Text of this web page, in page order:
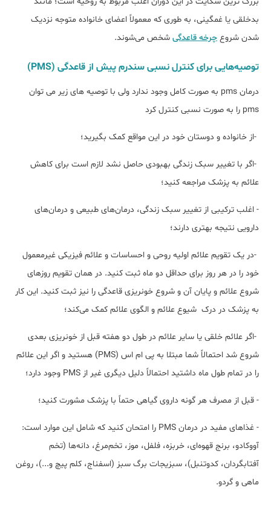
بدخلقی یا غمگینی، به طوری که معمولاً اعضای خانواده متوجه نزدیک
شدن شروع چرخه قاعدگی شخص می‌شوند.
توصیه‌هایی برای کنترل نسبی سندرم پیش از قاعدگی (PMS)
درمان pms به صورت کامل وجود ندارد ولی با توصیه های زیر می توان
pms را به صورت نسبی کنترل کرد
-از خانواده و دوستان خود در این مواقع کمک بگیرید؛
-اگر با تغییر سبک زندگی بهبودی حاصل نشد لازم است برای کاهش
علائم به پزشک مراجعه کنید؛
- اغلب ترکیبی از تغییر سبک زندگی، درمان‌های طبیعی و درمان‌های
دارویی نتیجه بهتری دارند؛
-در یک تقویم علائم اولیه روحی و احساسات و علائم فیزیکی غیرمعمول
خود را در هر روز برای حداقل دو ماه ثبت کنید. در همان تقویم روزهای
شروع علائم و پایان آن و شروع خونریزی قاعدگی را نیز ثبت کنید. این کار
به پزشک در درک شیوع علائم و الگوی علائم کمک می‌کند؛
-اگر علائم خلقی یا سایر علائم در طول دو هفته قبل از خونریزی بعدی
شروع شد احتمالاً شما مبتلا به پی ام اس (PMS) هستید و اگر این علائم
را در تمام طول ماه داشتید احتمالاً دلیل دیگری غیر از PMS وجود دارد؛
- قبل از مصرف هر گونه داروی گیاهی حتماً با پزشک مشورت کنید؛
- غذاهای مفید در درمان PMS را امتحان کنید که شامل این موارد است:
آووکادو، برنج قهوه‌ای، خربزه، فلفل، موز، تخم‌مرغ، دانه‌ها (تخم
آفتابگردان، کدوتنبل)، سبزیجات برگ سبز (اسفناج، کلم پیچ و...)، روغن
ماهی و گردو.